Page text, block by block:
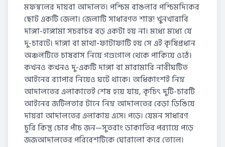
মফস্বলের দায়রা আদালত। পশ্চিম বাঙলার পশ্চিমদিকের
ছোট একটি জেলা। জেলাটি সাধারণত শান্ত! খুনখারাবি
দাঙ্গা-হাঙ্গামা সচরাচর বড় একটা হয় না। মধ্যে মধ্যে যে
দু-চারটে। দাঙ্গা বা মাথা-ফাটাফাটি হয় সে এই কৃষিপ্রধান
অঞ্চলটিতে চাষবাস নিয়ে গণ্ডগোল থেকে পাকিয়ে ওঠে।
কখনও কখনও দু-একটি দাঙ্গা বা মারামারি নারীঘটিত
আইনের ব্যাপার নিয়েও ঘটে থাকে। অধিকাংশই নিম্ন
আদালতের এলাকাতেই শেষ হয়ে যায়, কৃচিৎ দুটি-চারটি
আইনের জটিলতার টানে নিম্ন আদালতের বেড়া ডিঙিয়ে
দায়রা আদালতের এলাকায় এসে। পড়ে। যেমন সাধারণ
চুরি কিন্তু চোর পাঁচ জন—সুতরাং ডাকাতির পর‍্যায়ে পড়ে
জজআদালতের পরিবেশটিকে ঘোরালো করে তোলে।